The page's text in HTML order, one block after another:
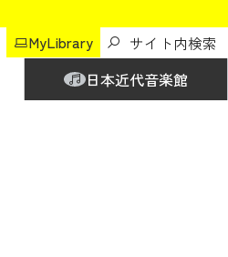
MyLibrary
日本近代音楽館